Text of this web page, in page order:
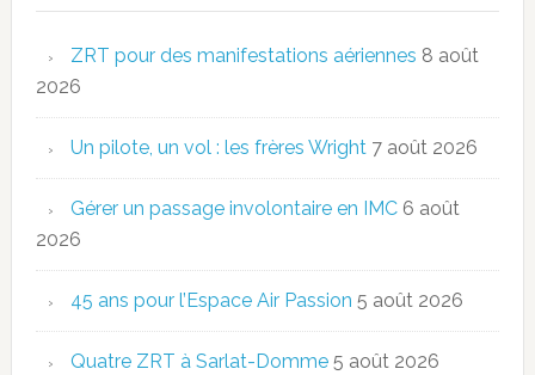
ZRT pour des manifestations aériennes 8 août
2026
Un pilote, un vol : les frères Wright 7 août 2026
Gérer un passage involontaire en IMC 6 août
2026
45 ans pour l’Espace Air Passion 5 août 2026
Quatre ZRT à Sarlat-Domme 5 août 2026